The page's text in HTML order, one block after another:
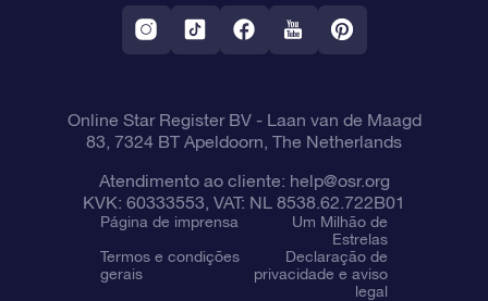
Aplicativo RV Fly me to the stars
Constelações
Online Star Register BV- Laan van de Maagd
83, 7324 BT Apeldoorn, The Netherlands
Atendimento ao cliente: help@osr.org
KVK: 60333553, VAT: NL 8538.62.722B01
Página de imprensa
Um Milhão de
Estrelas
Termos e condições
gerais
Declaração de
privacidade e aviso
legal